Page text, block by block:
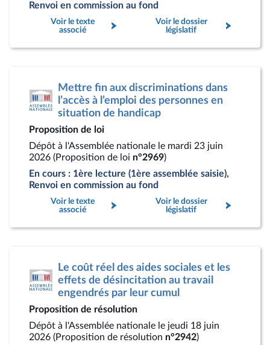
Renvoi en commission au fond
Voir le texte
associé
Voir le dossier
législatif
Mettre fin aux discriminations dans
l’accès à l’emploi des personnes en
situation de handicap
Proposition de loi
Dépôt à l'Assemblée nationale le mardi 23 juin
2026 (Proposition de loi n°2969)
En cours : 1ère lecture (1ère assemblée saisie),
Renvoi en commission au fond
Voir le texte
associé
Voir le dossier
législatif
Le coût réel des aides sociales et les
effets de désincitation au travail
engendrés par leur cumul
Proposition de résolution
Dépôt à l'Assemblée nationale le jeudi 18 juin
2026 (Proposition de résolution n°2942)